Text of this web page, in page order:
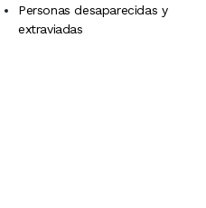
Personas desaparecidas y
extraviadas